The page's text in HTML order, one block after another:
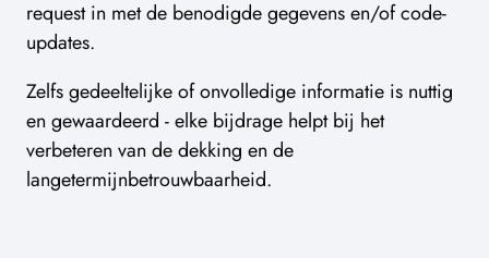
request in met de benodigde gegevens en/of code-
updates.
Zelfs gedeeltelijke of onvolledige informatie is nuttig
en gewaardeerd - elke bijdrage helpt bij het
verbeteren van de dekking en de
langetermijnbetrouwbaarheid.